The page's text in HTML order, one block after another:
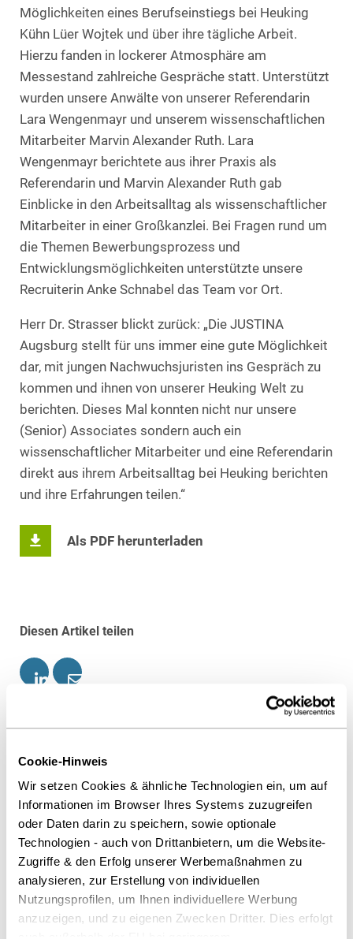
Cookie-Hinweis
Wir setzen Cookies & ähnliche Technologien ein, um auf
Informationen im Browser Ihres Systems zuzugreifen
oder Daten darin zu speichern, sowie optionale
Technologien - auch von Drittanbietern, um die Website-
Zugriffe & den Erfolg unserer Werbemaßnahmen zu
analysieren, zur Erstellung von individuellen
Nutzungsprofilen, um Ihnen individuellere Werbung
anzuzeigen, und zu eigenen Zwecken Dritter. Dies erfolgt
Möglichkeiten eines Berufseinstiegs bei Heuking
Kühn Lüer Wojtek und über ihre tägliche Arbeit.
Hierzu fanden in lockerer Atmosphäre am
Messestand zahlreiche Gespräche statt. Unterstützt
wurden unsere Anwälte von unserer Referendarin
Lara Wengenmayr und unserem wissenschaftlichen
Mitarbeiter Marvin Alexander Ruth. Lara
Wengenmayr berichtete aus ihrer Praxis als
Referendarin und Marvin Alexander Ruth gab
Einblicke in den Arbeitsalltag als wissenschaftlicher
Mitarbeiter in einer Großkanzlei. Bei Fragen rund um
die Themen Bewerbungsprozess und
Entwicklungsmöglichkeiten unterstützte unsere
Recruiterin Anke Schnabel das Team vor Ort.
Herr Dr. Strasser blickt zurück: „Die JUSTINA
Augsburg stellt für uns immer eine gute Möglichkeit
dar, mit jungen Nachwuchsjuristen ins Gespräch zu
kommen und ihnen von unserer Heuking Welt zu
berichten. Dieses Mal konnten nicht nur unsere
(Senior) Associates sondern auch ein
wissenschaftlicher Mitarbeiter und eine Referendarin
direkt aus ihrem Arbeitsalltag bei Heuking berichten
und ihre Erfahrungen teilen.“
Als PDF herunterladen
Diesen Artikel teilen
Ansprechpartner